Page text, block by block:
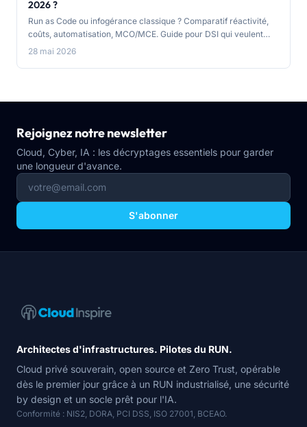
2026 ?
Run as Code ou infogérance classique ? Comparatif réactivité,
coûts, automatisation, MCO/MCE. Guide pour DSI qui veulent
reprendre le contrôle de leur infrastructure.
28 mai 2026
Rejoignez notre newsletter
Cloud, Cyber, IA : les décryptages essentiels pour garder
une longueur d'avance.
S'abonner
Architectes d'infrastructures. Pilotes du RUN.
Cloud privé souverain, open source et Zero Trust, opérable
dès le premier jour grâce à un RUN industrialisé, une sécurité
by design et un socle prêt pour l'IA.
Conformité : NIS2, DORA, PCI DSS, ISO 27001, BCEAO.